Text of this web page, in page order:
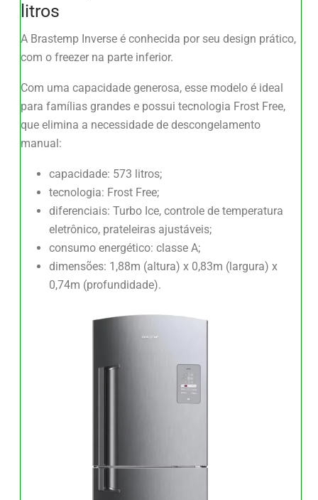
litros
A Brastemp Inverse é conhecida por seu design prático,
com o freezer na parte inferior.
Com uma capacidade generosa, esse modelo é ideal
para famílias grandes e possui tecnologia Frost Free,
que elimina a necessidade de descongelamento
manual:
capacidade: 573 litros;
tecnologia: Frost Free;
diferenciais: Turbo Ice, controle de temperatura
eletrônico, prateleiras ajustáveis;
consumo energético: classe A;
dimensões: 1,88m (altura) x 0,83m (largura) x
0,74m (profundidade).